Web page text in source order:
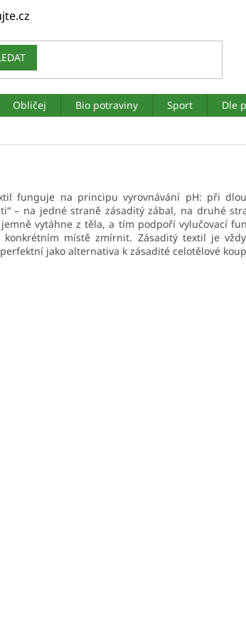
Obličej Bio potraviny Sport Dle
funguje na principu vyrovnávání pH: při
– na jedné straně zásaditý zábal, na druhé
vytáhne z těla, a tím podpoří vylučovací
místě zmírnit. Zásaditý textil je
jako alternativa k zásadité celotělové